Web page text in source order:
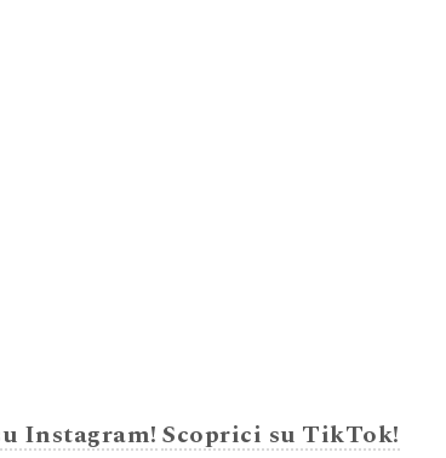
Instagram!Scoprici su TikTok!